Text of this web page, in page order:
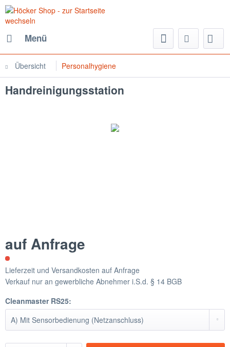
Menü
Übersicht Personalhygiene
Handreinigungsstation
auf Anfrage
Lieferzeit und Versandkosten auf Anfrage
Verkauf nur an gewerbliche Abnehmer i.S.d. § 14 BGB
Cleanmaster RS25: